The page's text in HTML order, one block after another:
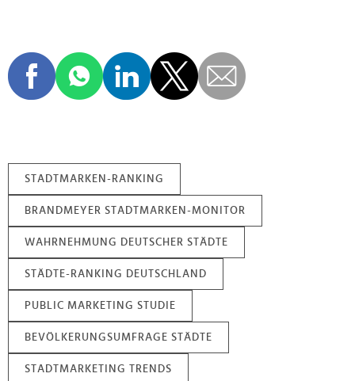
STADTMARKEN-RANKING
BRANDMEYER STADTMARKEN-MONITOR
WAHRNEHMUNG DEUTSCHER STÄDTE
STÄDTE-RANKING DEUTSCHLAND
PUBLIC MARKETING STUDIE
BEVÖLKERUNGSUMFRAGE STÄDTE
STADTMARKETING TRENDS